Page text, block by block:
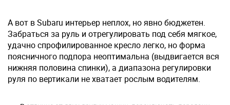
А вот в Subaru интерьер неплох, но явно бюджетен.
Забраться за руль и отрегулировать под себя мягкое,
удачно спрофилированное кресло легко, но форма
поясничного подпора неоптимальна (выдвигается вся
нижняя половина спинки), а диапазона регулировки
руля по вертикали не хватает рослым водителям.